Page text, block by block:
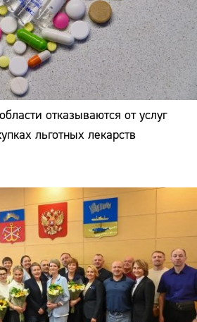
отказываются от услуг
льготных лекарств